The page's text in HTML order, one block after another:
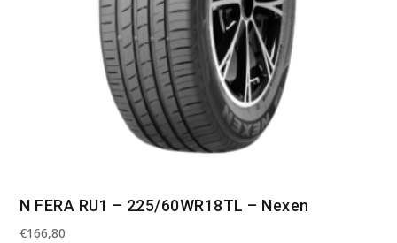
N FERA RU1 – 225/60WR18TL – Nexen
€166,80